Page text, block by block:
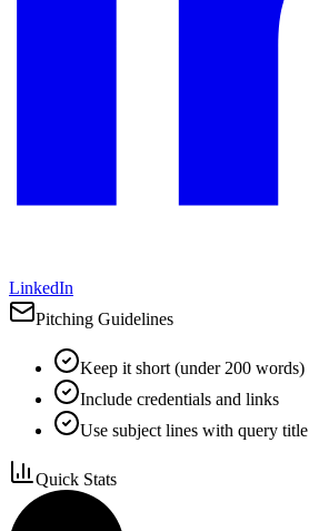
LinkedIn
Pitching Guidelines
Keep it short (under 200 words)
Include credentials and links
Use subject lines with query title
Quick Stats